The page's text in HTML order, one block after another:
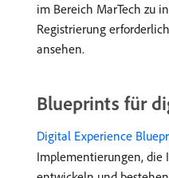
im Bereich MarTech zu
Registrierung
ansehen.
Blueprints für
Digital Experience
Implementierungen, die